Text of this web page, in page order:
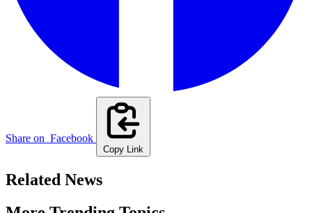
Share on Facebook
Copy Link
Related News